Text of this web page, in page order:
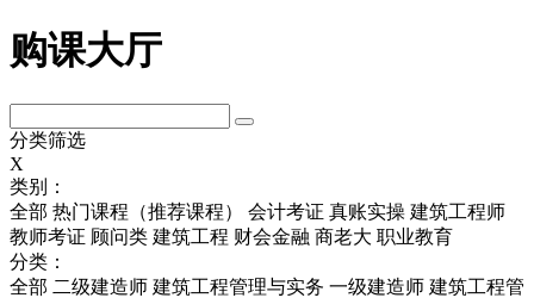
购课大厅
分类筛选
X
类别：
全部 热门课程（推荐课程） 会计考证 真账实操 建筑工程师
教师考证 顾问类 建筑工程 财会金融 商老大 职业教育
分类：
全部 二级建造师 建筑工程管理与实务 一级建造师 建筑工程管